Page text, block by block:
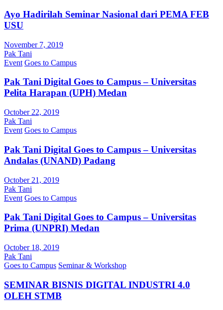
Ayo Hadirilah Seminar Nasional dari PEMA FEB
USU
November 7, 2019
Pak Tani
Event Goes to Campus
Pak Tani Digital Goes to Campus – Universitas
Pelita Harapan (UPH) Medan
October 22, 2019
Pak Tani
Event Goes to Campus
Pak Tani Digital Goes to Campus – Universitas
Andalas (UNAND) Padang
October 21, 2019
Pak Tani
Event Goes to Campus
Pak Tani Digital Goes to Campus – Universitas
Prima (UNPRI) Medan
October 18, 2019
Pak Tani
Goes to Campus Seminar & Workshop
SEMINAR BISNIS DIGITAL INDUSTRI 4.0
OLEH STMB